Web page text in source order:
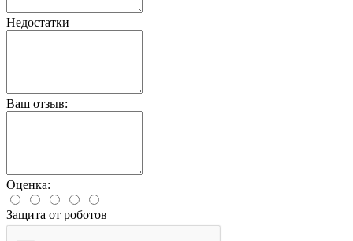
Недостатки
Ваш отзыв:
Оценка:
Защита от роботов